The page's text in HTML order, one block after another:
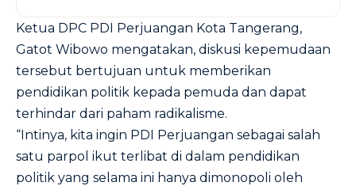
Ketua DPC PDI Perjuangan Kota Tangerang,
Gatot Wibowo mengatakan, diskusi kepemudaan
tersebut bertujuan untuk memberikan
pendidikan politik kepada pemuda dan dapat
terhindar dari paham radikalisme.
“Intinya, kita ingin PDI Perjuangan sebagai salah
satu parpol ikut terlibat di dalam pendidikan
politik yang selama ini hanya dimonopoli oleh